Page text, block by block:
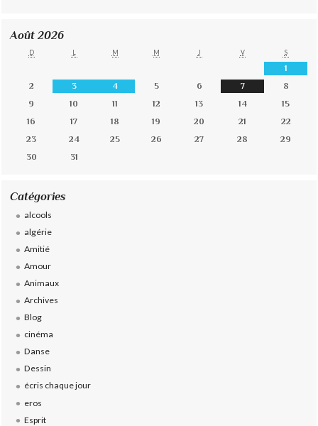
Août 2026
D L M M J V S
1
2
3 4 5 6 7
8
9
10 11 12 13 14
15
16
17 18 19 20 21
22
23
24 25 26 27 28
29
30
31
Catégories
alcools
algérie
Amitié
Amour
Animaux
Archives
Blog
cinéma
Danse
Dessin
écris chaque jour
eros
Esprit